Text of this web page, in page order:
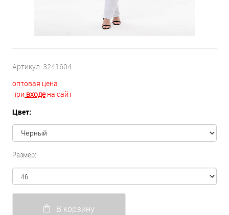
Артикул: 3241604
оптовая цена
при входена сайт
Цвет:
Размер:
В корзину